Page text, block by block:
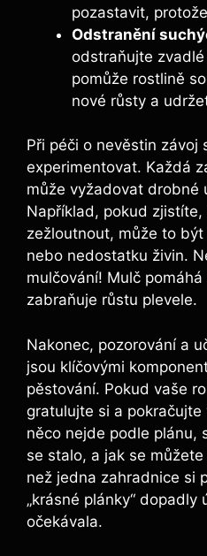
pozastavit,
Odstranění
odstraňujte
pomůže rostlině
nové růsty a
Při péči o nevěstin závoj
experimentovat. Každá
může vyžadovat drobné
Například, pokud
zežloutnout, může to
nebo nedostatku živin.
mulčování! Mulč
zabraňuje růstu plevele.
Nakonec, pozorování a
jsou klíčovými
pěstování. Pokud vaše
gratulujte si a pokračujte
něco nejde podle plánu,
se stalo, a jak se
než jedna zahradnice si
„krásné plánky“ dopadly
očekávala.